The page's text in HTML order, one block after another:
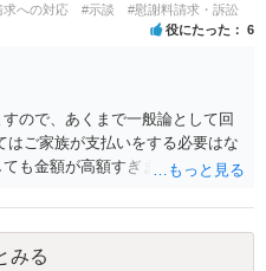
求への対応 #示談 #慰謝料請求・訴訟
役にたった 6
ので、あくまで一般論として回
ご家族が支払いをする必要はな
も金額が高額すぎます。 仮に弟
す。弟さんの詳しいご状況は分
人暮らしもできているというこ
って責任無能力者ということに
みる